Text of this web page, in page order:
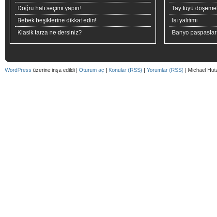
Doğru halı seçimi yapın!
Bebek beşiklerine dikkat edin!
Klasik tarza ne dersiniz?
Tay tüyü
Isı yalıtımı
Banyo
WordPress üzerine inşa edildi | Oturum aç | Konular (RSS) | Yorumlar (RSS) | Michael